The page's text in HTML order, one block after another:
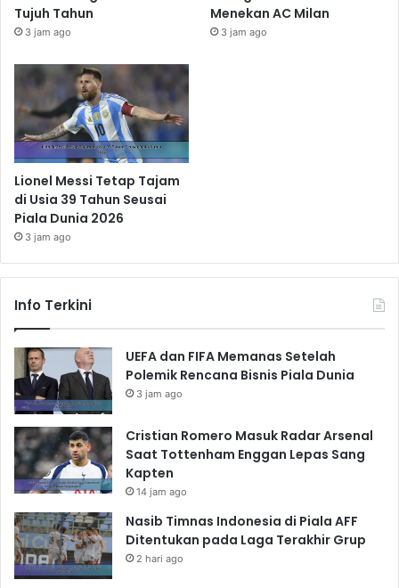
Tujuh Tahun
3 jam ago
Menekan AC Milan
3 jam ago
Lionel Messi Tetap Tajam
di Usia 39 Tahun Seusai
Piala Dunia 2026
3 jam ago
Info Terkini
UEFA dan FIFA Memanas Setelah
Polemik Rencana Bisnis Piala Dunia
3 jam ago
Cristian Romero Masuk Radar Arsenal
Saat Tottenham Enggan Lepas Sang
Kapten
14 jam ago
Nasib Timnas Indonesia di Piala AFF
Ditentukan pada Laga Terakhir Grup
2 hari ago